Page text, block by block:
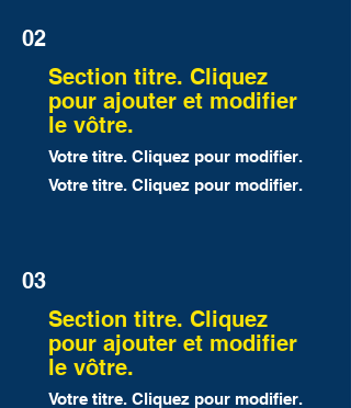
02
Section titre. Cliquez
pour ajouter et modifier
le vôtre.
Votre titre. Cliquez pour modifier.
Votre titre. Cliquez pour modifier.
03
Section titre. Cliquez
pour ajouter et modifier
le vôtre.
Votre titre. Cliquez pour modifier.